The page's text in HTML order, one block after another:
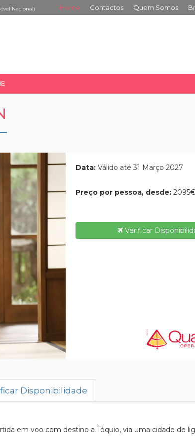
Nacional) Home Contactos Quem Somos
Data: Válido até 31 Março 2027
Preço por pessoa, desde: 2095€
Verificar
Disponibilidade
em voo com destino a Tóquio, via uma cidade de